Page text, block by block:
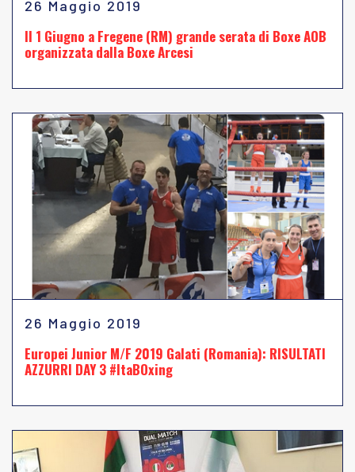
26 Maggio 2019
Il 1 Giugno a Fregene (RM) grande serata di Boxe AOB
organizzata dalla Boxe Arcesi
26 Maggio 2019
Europei Junior M/F 2019 Galati (Romania): RISULTATI
AZZURRI DAY 3 #ItaBOxing